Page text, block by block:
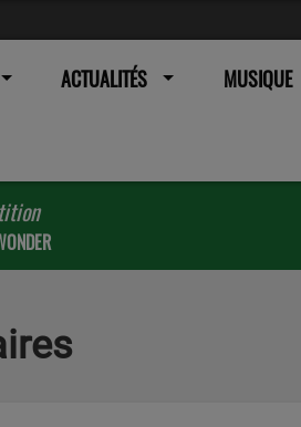
ACTUALITÉS MUSIQUE